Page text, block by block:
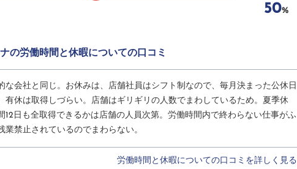
50%
の労働時間と休暇についての口コミ
な会社と同じ。お休みは、店舗社員はシフト制なので、毎月決まった公休日
有休は取得しづらい。店舗はギリギリの人数でまわしているため。夏季休
12日も全取得できるかは店舗の人員次第。労働時間内で終わらない仕事がふ
業禁止されているのでまわらない。
労働時間と休暇についての口コミを詳しく見る